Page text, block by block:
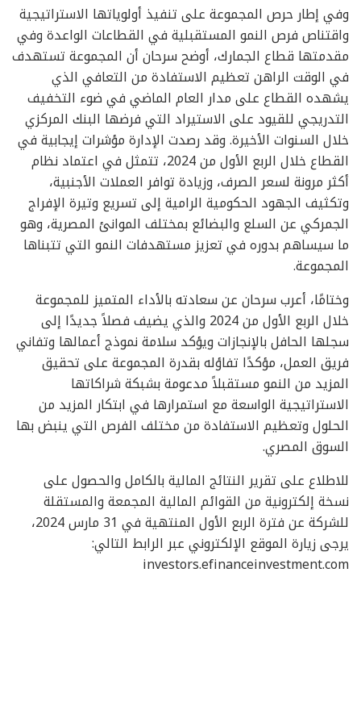
وفي إطار حرص المجموعة على تنفيذ أولوياتها الاستراتيجية
واقتناص فرص النمو المستقبلية في القطاعات الواعدة وفي
مقدمتها قطاع الجمارك، أوضح سرحان أن المجموعة تستهدف
في الوقت الراهن تعظيم الاستفادة من التعافي الذي
يشهده القطاع على مدار العام الماضي في ضوء التخفيف
التدريجي للقيود على الاستيراد التي فرضها البنك المركزي
خلال السنوات الأخيرة. وقد رصدت الإدارة مؤشرات إيجابية في
القطاع خلال الربع الأول من 2024، تتمثل في اعتماد نظام
أكثر مرونة لسعر الصرف، وزيادة توافر العملات الأجنبية،
وتكثيف الجهود الحكومية الرامية إلى تسريع وتيرة الإفراج
الجمركي عن السلع والبضائع بمختلف الموانئ المصرية، وهو
ما سيساهم بدوره في تعزيز مستهدفات النمو التي تتبناها
المجموعة.
وختامًا، أعرب سرحان عن سعادته بالأداء المتميز للمجموعة
خلال الربع الأول من 2024 والذي يضيف فصلاً جديدًا إلى
سجلها الحافل بالإنجازات ويؤكد سلامة نموذج أعمالها وتفاني
فريق العمل، مؤكدًا تفاؤله بقدرة المجموعة على تحقيق
المزيد من النمو مستقبلاً مدعومة بشبكة شراكاتها
الاستراتيجية الواسعة مع استمرارها في ابتكار المزيد من
الحلول وتعظيم الاستفادة من مختلف الفرص التي ينبض بها
السوق المصري.
للاطلاع على تقرير النتائج المالية بالكامل والحصول على
نسخة إلكترونية من القوائم المالية المجمعة والمستقلة
للشركة عن فترة الربع الأول المنتهية في 31 مارس 2024،
يرجى زيارة الموقع الإلكتروني عبر الرابط التالي:
investors.efinanceinvestment.com